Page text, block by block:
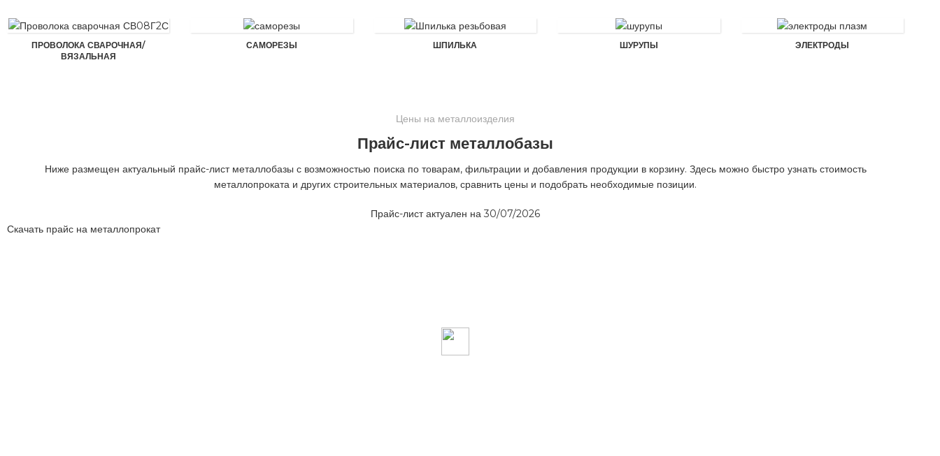
ПРОВОЛОКА СВАРОЧНАЯ/
ВЯЗАЛЬНАЯ
САМОРЕЗЫ ШПИЛЬКА ШУРУПЫ ЭЛЕКТРОДЫ
Цены на металлоизделия
Прайс-лист металлобазы
Ниже размещен актуальный прайс-лист металлобазы с возможностью поиска по товарам, фильтрации и добавления продукции в корзину. Здесь можно быстро узнать стоимость
металлопроката и других строительных материалов, сравнить цены и подобрать необходимые позиции.
Прайс-лист актуален на 30/07/2026
Скачать прайс на металлопрокат